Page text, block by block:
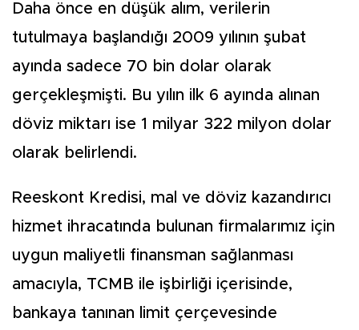
Daha önce en düşük alım, verilerin
tutulmaya başlandığı 2009 yılının şubat
ayında sadece 70 bin dolar olarak
gerçekleşmişti. Bu yılın ilk 6 ayında alınan
döviz miktarı ise 1 milyar 322 milyon dolar
olarak belirlendi.
Reeskont Kredisi, mal ve döviz kazandırıcı
hizmet ihracatında bulunan firmalarımız için
uygun maliyetli finansman sağlanması
amacıyla, TCMB ile işbirliği içerisinde,
bankaya tanınan limit çerçevesinde